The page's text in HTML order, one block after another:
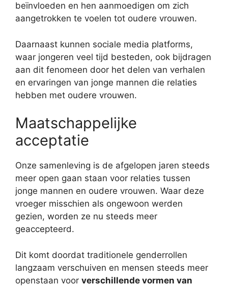
beïnvloeden en hen aanmoedigen om zich
aangetrokken te voelen tot oudere vrouwen.
Daarnaast kunnen sociale media platforms,
waar jongeren veel tijd besteden, ook bijdragen
aan dit fenomeen door het delen van verhalen
en ervaringen van jonge mannen die relaties
hebben met oudere vrouwen.
Maatschappelijke
acceptatie
Onze samenleving is de afgelopen jaren steeds
meer open gaan staan voor relaties tussen
jonge mannen en oudere vrouwen. Waar deze
vroeger misschien als ongewoon werden
gezien, worden ze nu steeds meer
geaccepteerd.
Dit komt doordat traditionele genderrollen
langzaam verschuiven en mensen steeds meer
openstaan voor verschillende vormen van